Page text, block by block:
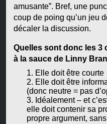
amusante”. Bref, une
coup de poing qu’un jeu
décaler la discussion.
Quelles sont donc les 3
à la sauce de Linny
Elle doit être courte
Elle doit être
(donc neutre = pas
Idéalement – et
elle doit contenir sa
propre argument,